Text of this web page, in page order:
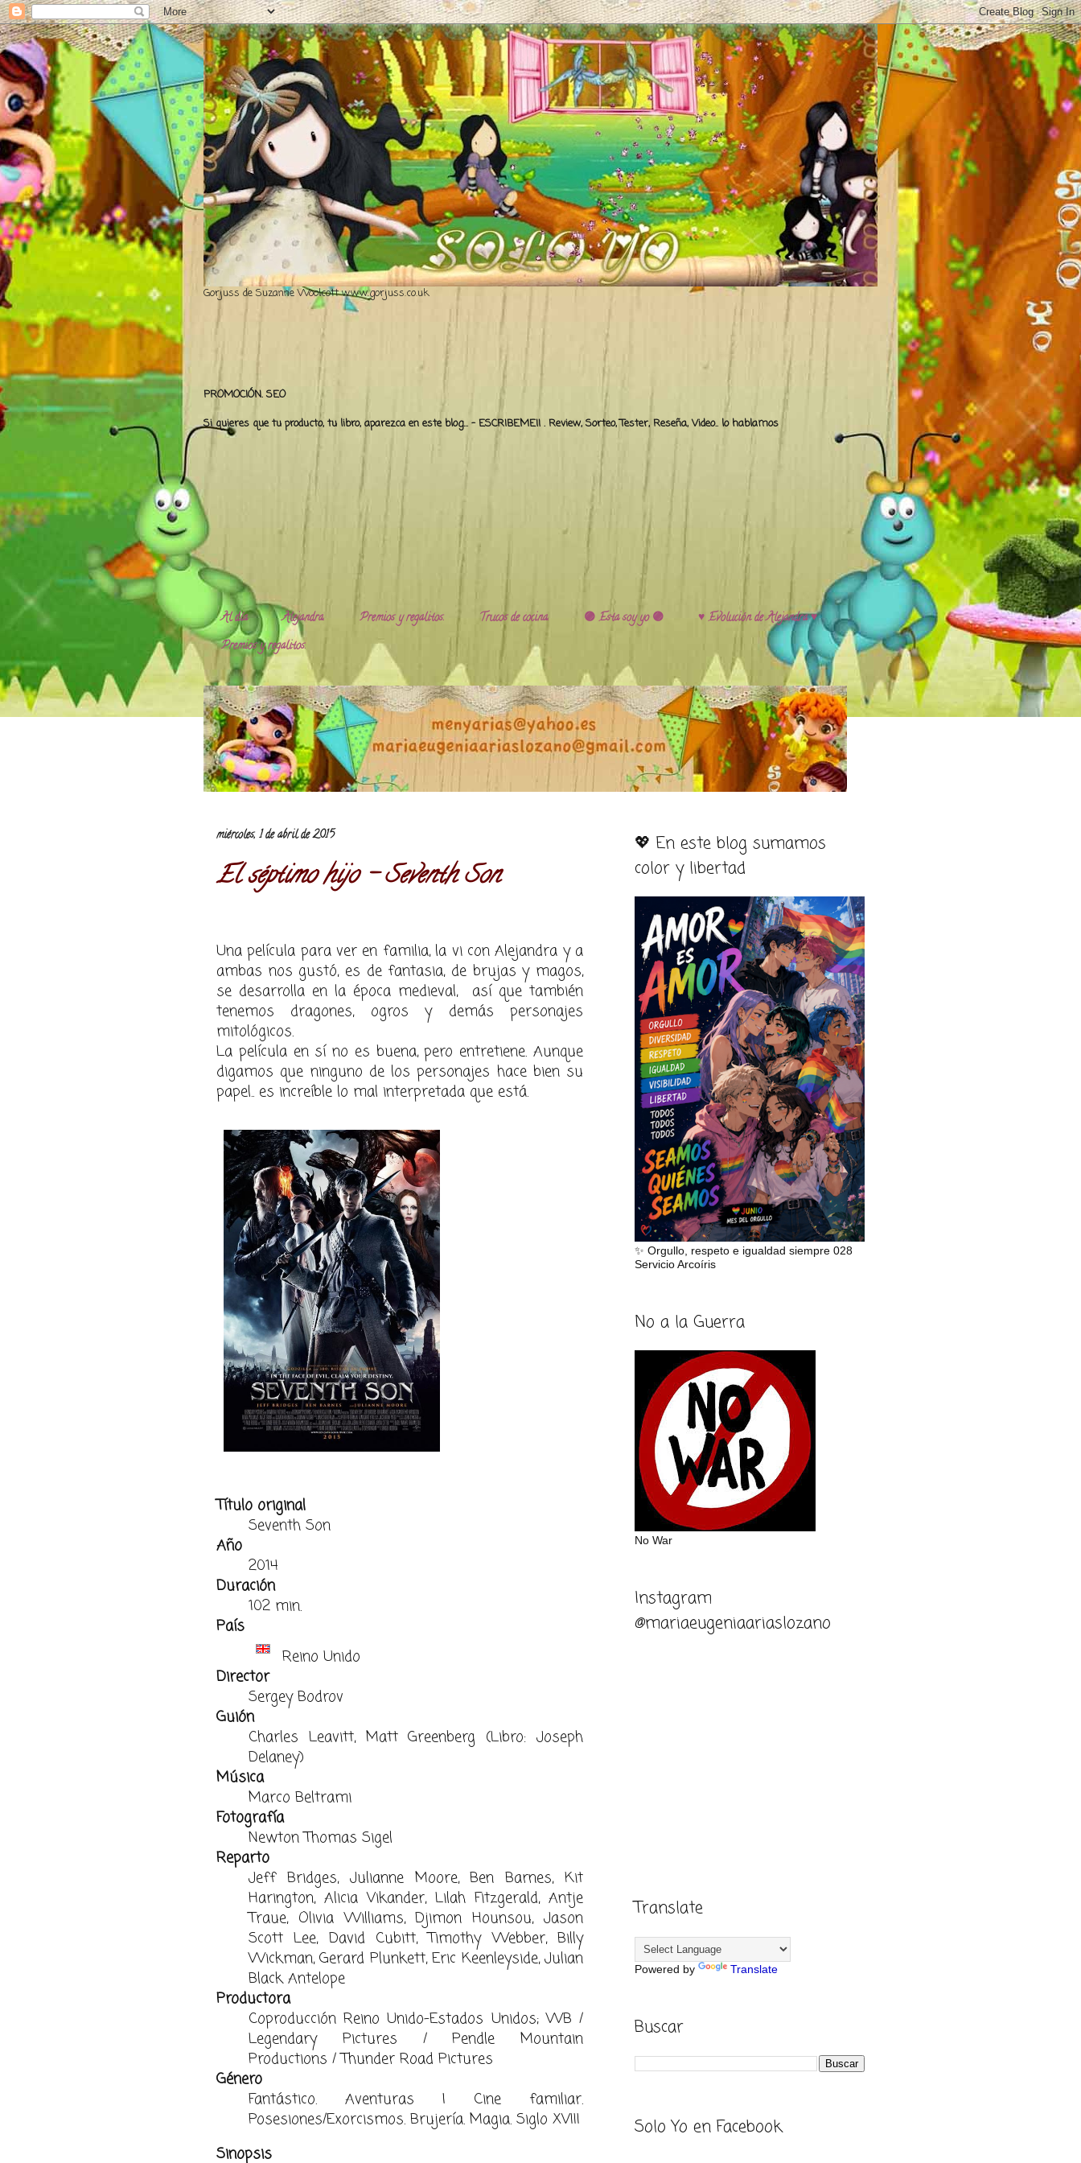
Gorjuss de Suzanne Woolcott www.gorjuss.co.uk
PROMOCIÓN. SEO
Si quieres que tu producto, tu libro, aparezca en este blog... - ESCRIBEME!! . Review, Sorteo, Tester, Reseña, Video.. lo hablamos
Al día Alejandra. Premios y regalitos. Trucos de cocina. 🟣 Esta soy yo 🟣
♥️ Evolución de Alejandra ♥️
Premios y regalitos.
miércoles, 1 de abril de 2015
El séptimo hijo - Seventh Son
Una película para ver en familia, la vi con Alejandra y a
ambas nos gustó, es de fantasia, de brujas y magos,
se desarrolla en la época medieval, así que también
tenemos dragones, ogros y demás personajes
mitológicos.
La película en sí no es buena, pero entretiene. Aunque
digamos que ninguno de los personajes hace bien su
papel.. es increíble lo mal interpretada que está.
Título original
Seventh Son
Año
2014
Duración
102 min.
País
Reino Unido
Director
Sergey Bodrov
Guión
Charles Leavitt, Matt Greenberg (Libro: Joseph
Delaney)
Música
Marco Beltrami
Fotografía
Newton Thomas Sigel
Reparto
Jeff Bridges, Julianne Moore, Ben Barnes, Kit
Harington, Alicia Vikander, Lilah Fitzgerald, Antje
Traue, Olivia Williams, Djimon Hounsou, Jason
Scott Lee, David Cubitt, Timothy Webber, Billy
Wickman, Gerard Plunkett, Eric Keenleyside, Julian
Black Antelope
Productora
Coproducción Reino Unido-Estados Unidos; WB /
Legendary Pictures / Pendle Mountain
Productions / Thunder Road Pictures
Género
Fantástico. Aventuras | Cine familiar.
Posesiones/Exorcismos. Brujería. Magia. Siglo XVIII
Sinopsis
💖 En este blog sumamos
color y libertad
✨ Orgullo, respeto e igualdad siempre 028
Servicio Arcoíris
No a la Guerra
No War
Instagram
@mariaeugeniaariaslozano
Translate
Powered by Translate
Buscar
Solo Yo en Facebook